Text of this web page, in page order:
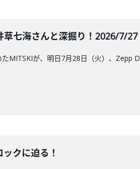
草七海さんと深掘り！2026/7/
MITSKIが、明日7月28日（火）、Zepp
クに迫る！